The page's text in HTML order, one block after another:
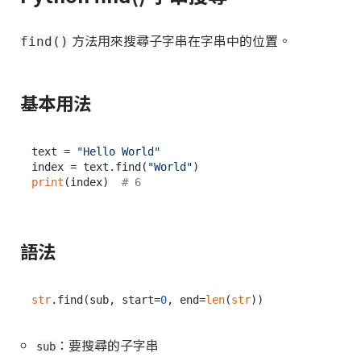
find() 方法用來搜尋子字串在字串中的位置。
基本用法
text =
"Hello World"
index = text.find( "World"
print (index) # 6
語法
str.find(sub, start=0, end=len(str
sub ：要搜尋的子字串